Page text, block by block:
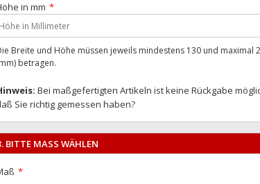
in mm
Breite und Höhe müssen jeweils mindestens 130 und maximal
betragen.
Bei maßgefertigten Artikeln ist keine Rückgabe
Sie richtig gemessen haben?
BITTE MASS WÄHLEN